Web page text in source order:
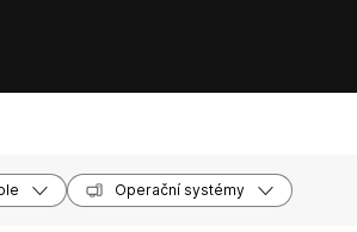
Operační systémy